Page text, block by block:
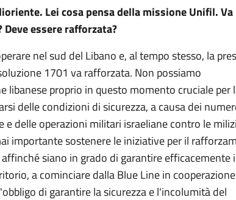
Lei cosa pensa della missione Unifil. Va
essere rafforzata?
nel sud del Libano e, al tempo stesso, la
1701 va rafforzata. Non possiamo
libanese proprio in questo momento cruciale per
delle condizioni di sicurezza, a causa dei
e delle operazioni militari israeliane contro le
importante sostenere le iniziative per il
siano in grado di garantire efficacemente
a cominciare dalla Blue Line in
di garantire la sicurezza e l'incolumità del